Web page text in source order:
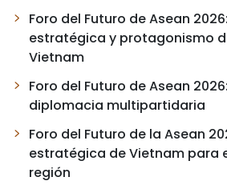
Foro del Futuro de Asean
estratégica y protagonismo
Vietnam
Foro del Futuro de Asean
diplomacia multipartidaria
Foro del Futuro de la Asean
estratégica de Vietnam para
región